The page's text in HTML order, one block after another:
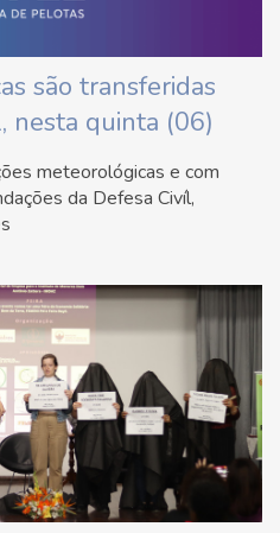
são transferidas
nesta quinta (06)
meteorológicas e com
da Defesa Civíl,